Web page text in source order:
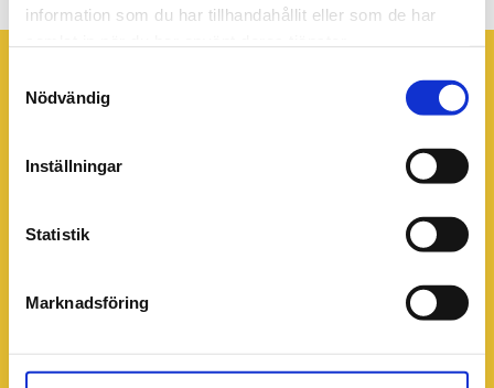
information som du har tillhandahållit eller som de har
Nödvändig
Inställningar
Statistik
Marknadsföring